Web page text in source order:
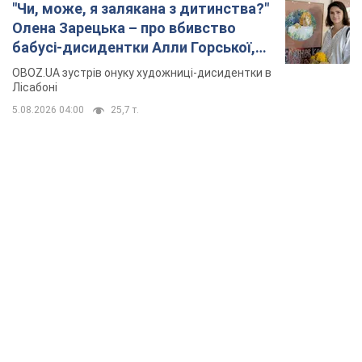
"Чи, може, я залякана з дитинства?"
Олена Зарецька – про вбивство
бабусі-дисидентки Алли Горської,
критику Дмитра Стуса та втечу в
Португалію з 5 дітьми
OBOZ.UA зустрів онуку художниці-дисидентки в
Лісабоні
5.08.2026 04:00 25,7 т.